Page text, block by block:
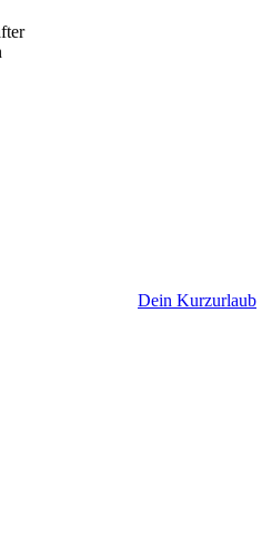
Dein Kurzurlaub